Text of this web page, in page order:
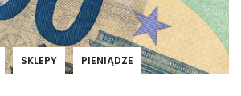
SKLEPY PIENIĄDZE